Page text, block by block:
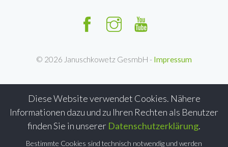
Diese Website verwendet Cookies. Nähere
Informationen dazu und zu Ihren Rechten als Benutzer
finden Sie in unserer Datenschutzerklärung.
Bestimmte Cookies sind technisch notwendig und werden
© 2026 Januschkowetz GesmbH - Impressum